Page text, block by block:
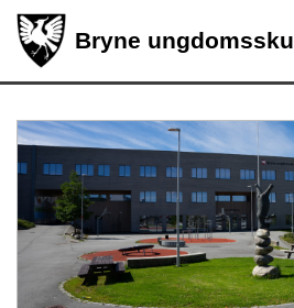
Bryne